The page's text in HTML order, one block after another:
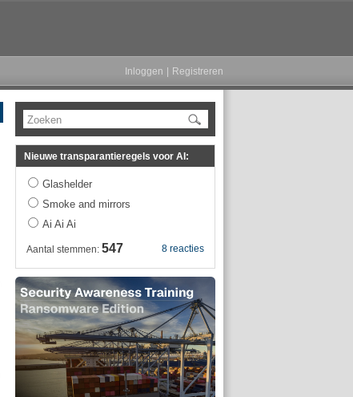
Inloggen Registreren
Zoeken
Nieuwe transparantieregels voor AI:
Glashelder
Smoke and mirrors
Ai Ai Ai
8 reacties
Aantal stemmen: 547